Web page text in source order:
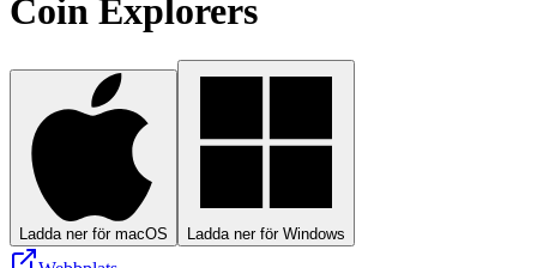
Coin Explorers
Ladda ner för macOS Ladda ner för Windows